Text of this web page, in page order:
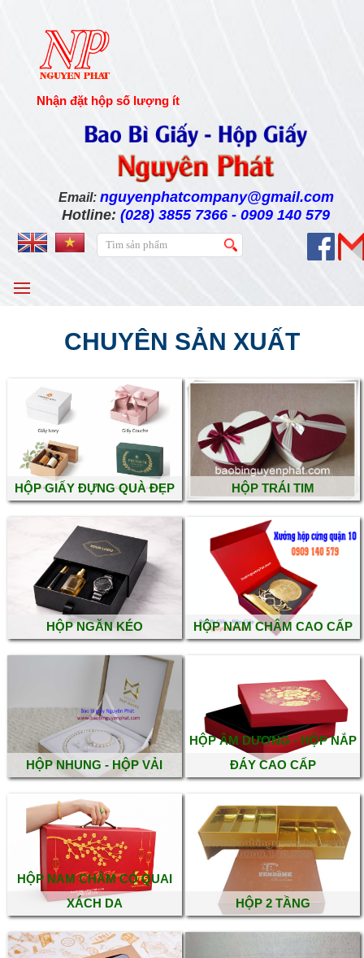
Nhận đặt hộp số lượng ít
Email: nguyenphatcompany@gmail.com
Hotline:(028) 3855 7366 - 0909 140 579
MENU
CHUYÊN SẢN XUẤT
HỘP GIẤY ĐỰNG QUÀ ĐẸP HỘP TRÁI TIM
HỘP NGĂN KÉO HỘP NAM CHÂM CAO CẤP
HỘP NHUNG - HỘP VẢI
HỘP ÂM DƯƠNG - HỘP NẮP
ĐÁY CAO CẤP
HỘP NAM CHÂM CÓ QUAI
XÁCH DA
HỘP 2 TẦNG